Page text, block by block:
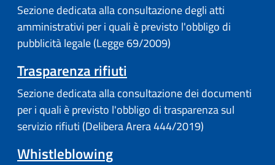
Sezione dedicata alla consultazione degli atti
amministrativi per i quali è previsto l'obbligo di
pubblicità legale (Legge 69/2009)
Trasparenza rifiuti
Sezione dedicata alla consultazione dei documenti
per i quali è previsto l'obbligo di trasparenza sul
servizio rifiuti (Delibera Arera 444/2019)
Whistleblowing